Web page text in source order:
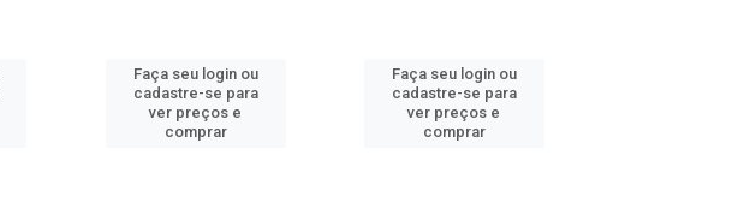
Faça seu login ou
cadastre-se para
ver preços e
comprar
Faça seu login ou
cadastre-se para
ver preços e
comprar